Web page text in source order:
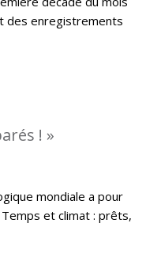
des enregistrements
! »
mondiale a pour
et climat : prêts,